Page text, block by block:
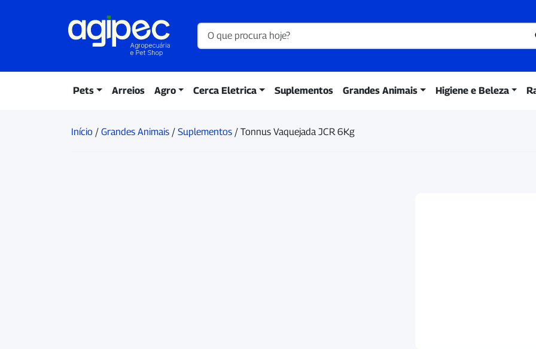
Pets Arreios Agro Cerca Eletrica Suplementos Grandes Animais Higiene e Beleza
Início / Grandes Animais / Suplementos / Tonnus Vaquejada JCR 6Kg